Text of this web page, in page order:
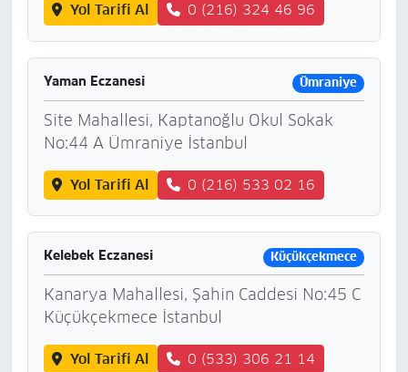
Yol Tarifi Al 0 (216) 324 46 96
Yaman Eczanesi Ümraniye
Site Mahallesi, Kaptanoğlu Okul Sokak
No:44 A Ümraniye İstanbul
Yol Tarifi Al 0 (216) 533 02 16
Kelebek Eczanesi Küçükçekmece
Kanarya Mahallesi, Şahin Caddesi No:45 C
Küçükçekmece İstanbul
Yol Tarifi Al 0 (533) 306 21 14